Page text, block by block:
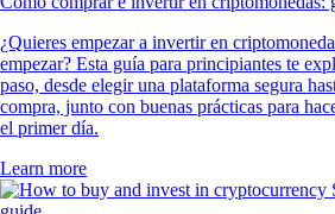
¿Quieres empezar a invertir en
empezar? Esta guía para principiantes te
paso, desde elegir una plataforma segura
compra, junto con buenas prácticas para
el primer día.
Learn more